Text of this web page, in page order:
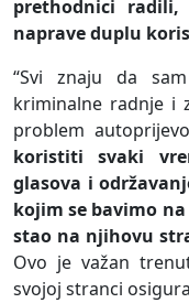
prethodnici
naprave duplu
“Svi znaju da
kriminalne radnje i
problem
koristiti svaki
glasova i
kojim se bavimo
stao na njihovu
Ovo je važan
svojoj stranci